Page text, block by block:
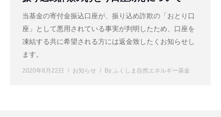
当基金の寄付金振込口座が、振り込め詐欺の「おとり口
座」として悪用されている事実が判明したため、口座を
凍結する共に希望される方には返金致したくお知らせし
ます。
2020年8月22日 お知らせ By ふくしま自然エネルギー基金